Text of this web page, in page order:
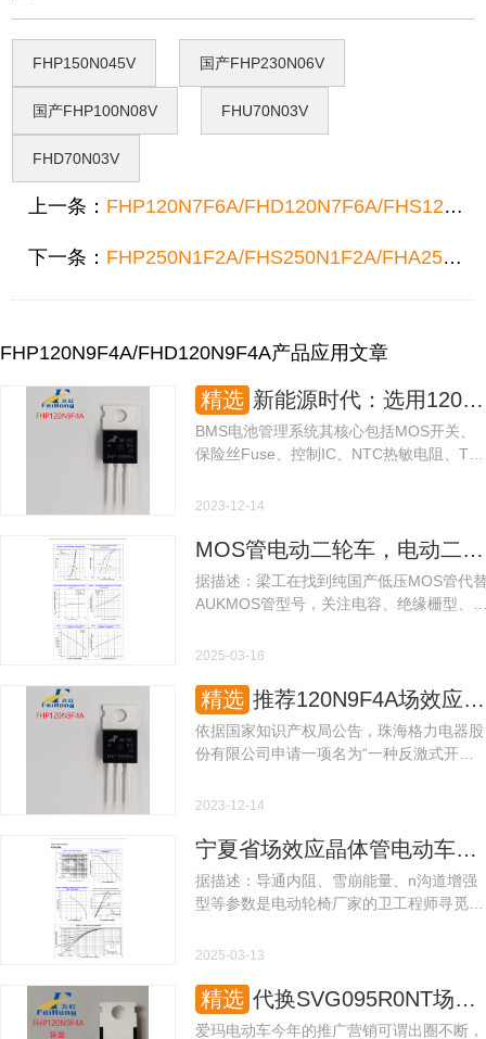
FHP150N045V 国产FHP230N06V
国产FHP100N08V FHU70N03V
FHD70N03V
上一条： FHP120N7F6A/FHD120N7F6A/FHS120N7F6A
下一条： FHP250N1F2A/FHS250N1F2A/FHA250N1F2A
FHP120N9F4A/FHD120N9F4A产品应用文章
精选 新能源时代：选用120N9F4A国产MOS管更适合电池管理系统适用！
BMS电池管理系统其核心包括MOS开关、
保险丝Fuse、控制IC、NTC热敏电阻、
MOS场效应管控制着充电回路与放电回路
2023-12-14
MOS管电动二轮车，电动二轮车低压MOS管选型推荐
据描述：梁工在找到纯国产低压MOS管代
AUKMOS管型号，关注电容、绝缘栅型、
管。 鉴于这个情况，咨询飞虹低压MOS管
产低压MOS管批发方案。 飞虹半导体低压
MOS管厂家了解后，当即特派团队根据梁
士的需求。
2025-03-18
精选 推荐120N9F4A场效应管在开关电源中代换SVG095R0NT型号参数使用！
依据国家知识产权局公告，珠海格力电器股
份有限公司申请一项名为“一种反激式开关
号CN117220516A。通过该申请可知，虽然
技术仍然在不断提升。
2023-12-14
宁夏省场效应晶体管电动车控制器制动控制电路选择，电动车控制器制动控制电路场效应晶体管销售怎么选型？
据描述：导通内阻、雪崩能量、n沟道增强
型等参数是电动轮椅厂家的卫工程师寻觅国
期许寻觅质量较好的场效应晶体管代理。 所
适合电动车控制器制动控制电路使用的国内
场效应晶体管销售方案。 飞虹半导体场效应
2025-03-13
精选 代换SVG095R0NT场效应管的国产MOS管：120N9F4A更适合电动车控制器用！
​爱玛电动车今年的推广营销可谓出圈不断，